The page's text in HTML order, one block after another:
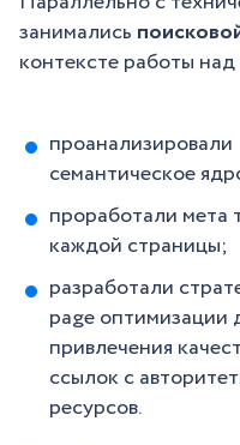
занимались
контексте работы
проанализировали
семантическое
проработали мета
каждой страницы;
разработали
page оптимизации
привлечения
ссылок с
ресурсов.